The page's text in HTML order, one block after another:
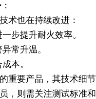
术也在持续改进：
步提升耐火效率。
常升温。
本。
重要产品，其技术细
，则需关注测试标准